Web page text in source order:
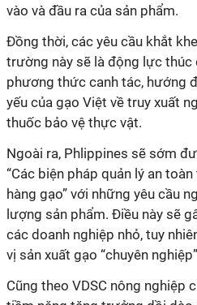
vào và đầu ra của sản phẩm.
Đồng thời, các yêu cầu khắt
trường này sẽ là động lực thúc
phương thức canh tác, hướng
yếu của gạo Việt về truy xuất
thuốc bảo vệ thực vật.
Ngoài ra, Phlippines sẽ sớm
“Các biện pháp quản lý an
hàng gạo” với những yêu cầu
lượng sản phẩm. Điều này sẽ
các doanh nghiệp nhỏ, tuy
vị sản xuất gạo “chuyên
Cũng theo VDSC nông nghiệp